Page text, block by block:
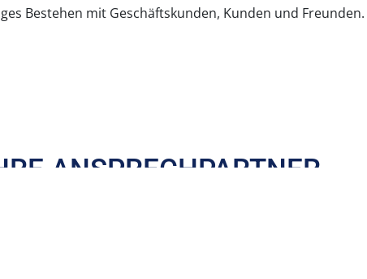
Bestehen mit Geschäftskunden, Kunden und Freunden.
ANSPRECHPARTNER